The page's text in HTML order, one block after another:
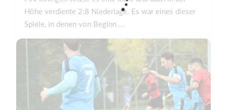
Höhe verdiente 2:8 Niederlage. Es war eines dieser
Spiele, in denen von Beginn ...